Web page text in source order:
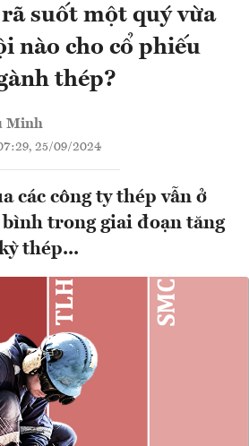
suốt một quý vừa
nào cho cổ phiếu
thép?
Minh
25/09/2024
các công ty thép vẫn ở
trong giai đoạn tăng
thép...